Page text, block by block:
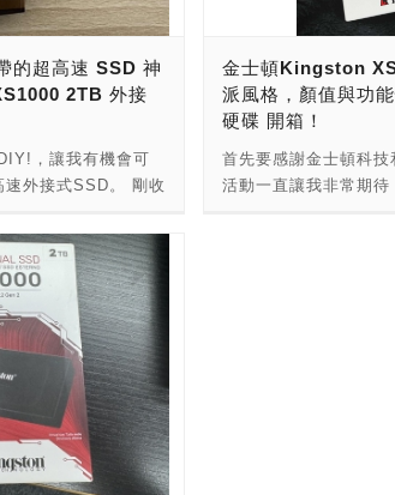
克，這個重量只能
真的完全顛覆我
認知！ 根據 XS1000
寸為69.54 x 32.58 x
實際了解，所以我
可得的 50 元硬幣來
大約等於 2 枚
使用者來說，這樣
外接硬碟的定位通
積，有辦法做出 2TB
”，應該沒有其他詞
面：USB 3.2 Gen
s 讀取速度，
閃記憶體：3D
2TB ●尺寸：69.54
：28.7g ●外殼材
吋 USB-C 轉
用，宏碁Acer Swift
戶簡報，出去玩邊工
天上班，時常需要把工
傳輸的檔案，包含了專
用雲端傳輸的話，照片
縮，或者得先壓縮檔
用上相當不便。因此
的超高速 SSD 神
2TB 外接
，讓我有機會可
速外接式SSD。 剛收
卻異常的輕盈，讓
這次收到要開箱的
系列外接式固態硬
號為
地為台灣。 產品規
本，存取速度的
上到1,050MB/s，連
s 打開產品，
長度的「12 吋
」，為USB 3.2
金士頓Kingston
派風格，顏值與功
硬碟 開箱！
首先要感謝金士頓科
活動一直讓我非常期